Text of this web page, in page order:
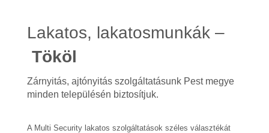
Lakatos, lakatosmunkák –
Tököl
Zárnyitás, ajtónyitás szolgáltatásunk Pest megye
minden településén biztosítjuk.
A Multi Security lakatos szolgáltatások széles választékát